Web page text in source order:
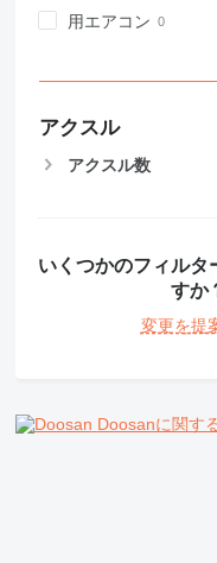
用エアコン
アクスル
アクスル数
いくつかのフィルタ
すか
変更を提
Doosanに関す